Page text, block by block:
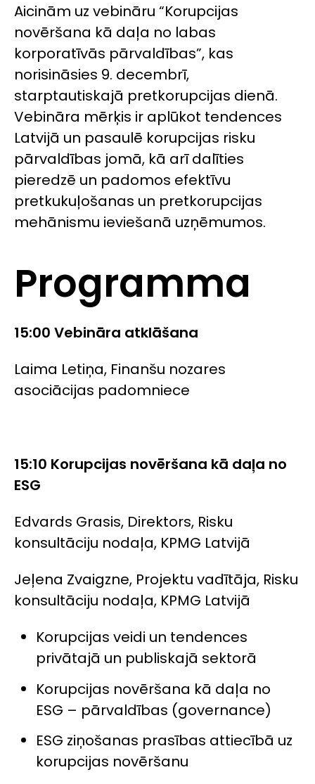
Aicinām uz vebināru “Korupcijas
novēršana kā daļa no labas
korporatīvās pārvaldības”, kas
norisināsies 9. decembrī,
starptautiskajā pretkorupcijas dienā.
Vebināra mērķis ir aplūkot tendences
Latvijā un pasaulē korupcijas risku
pārvaldības jomā, kā arī dalīties
pieredzē un padomos efektīvu
pretkukuļošanas un pretkorupcijas
mehānismu ieviešanā uzņēmumos.
Programma
15:00 Vebināra atklāšana
Laima Letiņa, Finanšu nozares
asociācijas padomniece
15:10 Korupcijas novēršana kā daļa no
ESG
Edvards Grasis, Direktors, Risku
konsultāciju nodaļa, KPMG Latvijā
Jeļena Zvaigzne, Projektu vadītāja, Risku
konsultāciju nodaļa, KPMG Latvijā
Korupcijas veidi un tendences
privātajā un publiskajā sektorā
Korupcijas novēršana kā daļa no
ESG – pārvaldības (governance)
ESG ziņošanas prasības attiecībā uz
korupcijas novēršanu